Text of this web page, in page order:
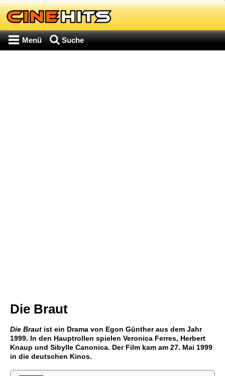
Menü Suche
Die Braut
Die Braut ist ein Drama von Egon Günther aus dem Jahr
1999. In den Hauptrollen spielen Veronica Ferres, Herbert
Knaup und Sibylle Canonica. Der Film kam am 27. Mai 1999
in die deutschen Kinos.